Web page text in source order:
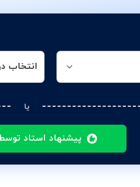
انتخاب
یا
پیشنهاد استاد